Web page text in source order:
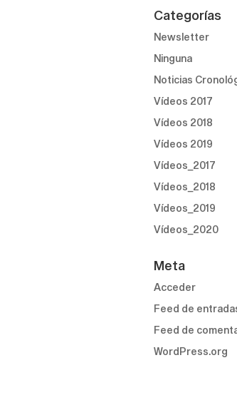
Categorías
Newsletter
Ninguna
Noticias
Vídeos 2017
Vídeos 2018
Vídeos 2019
Vídeos_2017
Vídeos_2018
Vídeos_2019
Vídeos_2020
Meta
Acceder
Feed de
Feed de
WordPress.org